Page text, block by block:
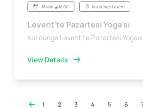
16 Mar @ 18:00 KoLounge Levent
Levent'te Pazartesi Yoga'sı
KoLounge Levent'te Pazartesi
View Details
1 2 3 4 5 6